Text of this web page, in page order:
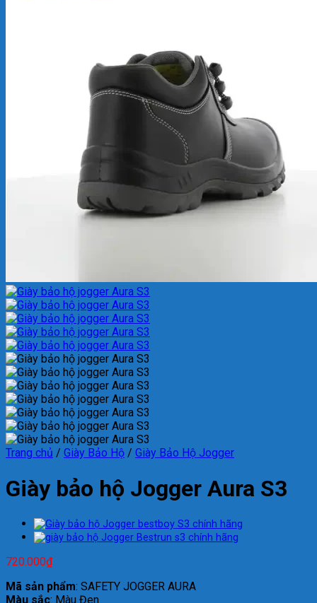
Trang chủ / Giày Bảo Hộ / Giày Bảo Hộ Jogger
Giày bảo hộ Jogger Aura S3
720.000₫
Mã sản phẩm: SAFETY JOGGER AURA
Màu sắc: Màu Đen